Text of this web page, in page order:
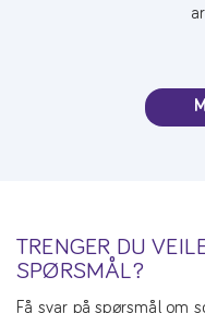
TRENGER DU
SPØRSMÅL?
Få svar på spørsmål om